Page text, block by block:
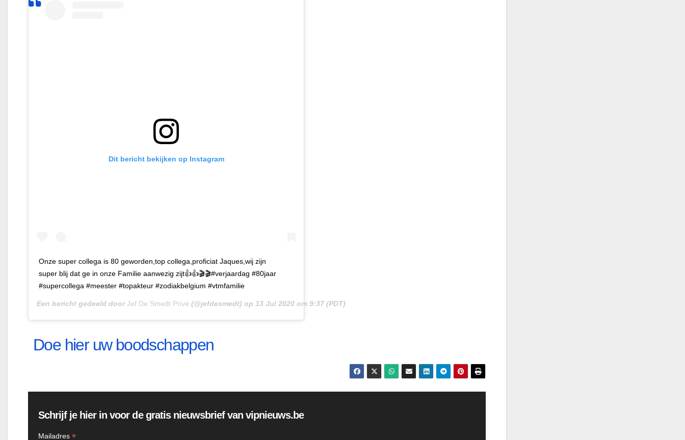
Dit bericht bekijken op Instagram
Onze super collega is 80 geworden,top collega,proficiat Jaques,wij zijn
super blij dat ge in onze Familie aanwezig zijt👍👍🎬🎬#verjaardag #80jaar
#supercollega #meester #topakteur #zodiakbelgium #vtmfamilie
Een bericht gedeeld doorJef De Smedt Privé (@jefdesmedt) op 13 Jul 2020 om 9:37 (PDT)
Doe hier uw boodschappen
Schrijf je hier in voor de gratis nieuwsbrief van vipnieuws.be
Mailadres *